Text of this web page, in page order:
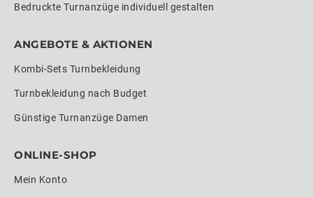
Bedruckte Turnanzüge individuell gestalten
ANGEBOTE & AKTIONEN
Kombi-Sets Turnbekleidung
Turnbekleidung nach Budget
Günstige Turnanzüge Damen
ONLINE-SHOP
Mein Konto